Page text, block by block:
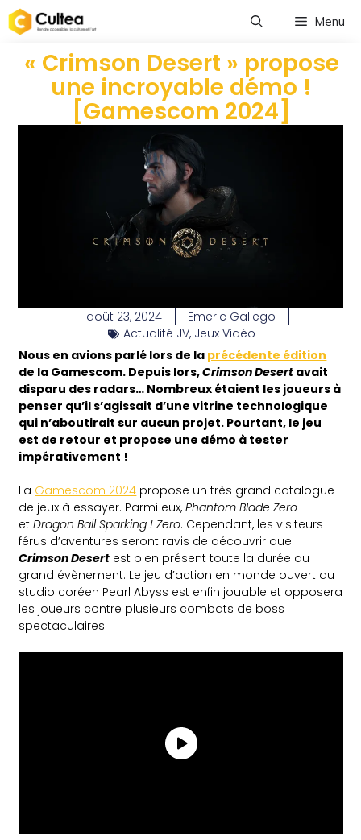
Menu
« Crimson Desert » propose
une incroyable démo !
[Gamescom 2024]
août 23, 2024
Emeric Gallego
Actualité JV, Jeux Vidéo
Nous en avions parlé lors de la précédente édition
de la Gamescom. Depuis lors,Crimson Desert avait
disparu des radars… Nombreux étaient les joueurs à
penser qu’il s’agissait d’une vitrine technologique
qui n’aboutirait sur aucun projet. Pourtant, le jeu
est de retour et propose une démo à tester
impérativement !
La Gamescom 2024 propose un très grand catalogue
de jeux à essayer. Parmi eux,Phantom Blade Zero
etDragon Ball Sparking ! Zero. Cependant, les visiteurs
férus d’aventures seront ravis de découvrir que
Crimson Desert est bien présent toute la durée du
grand évènement. Le jeu d’action en monde ouvert du
studio coréen Pearl Abyss est enfin jouable et opposera
les joueurs contre plusieurs combats de boss
spectaculaires.